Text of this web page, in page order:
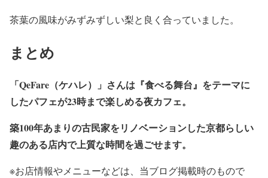
茶葉の風味がみずみずしい梨と良く合っていました。
まとめ
「QeFare（ケハレ）」さんは『食べる舞台』をテーマに
したパフェが23時まで楽しめる夜カフェ。
築100年あまりの古民家をリノベーションした京都らしい
趣のある店内で上質な時間を過ごせます。
※お店情報やメニューなどは、当ブログ掲載時のもので